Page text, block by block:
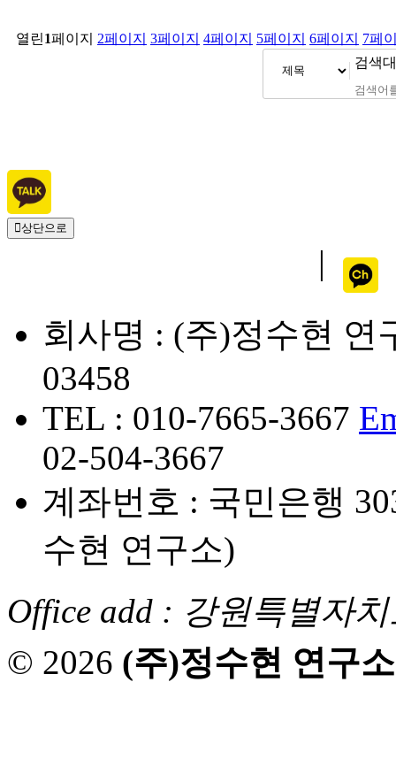
열린1페이지 2페이지 3페이지 4페이지 5페이지 6페이지 7페
검색
상단으로
|
회사명 : (주)정수현 연
03458
TEL : 010-7665-3667
02-504-3667
계좌번호 : 국민은행
수현 연구소)
Office add : 강원특별자
© 2026 (주)정수현 연구소